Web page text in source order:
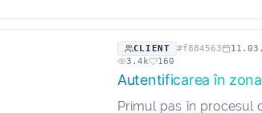
cu ușurință produsele
presupune că s-a
logarea în zona…
CLIENT #f884563
3.4k
160
Autentificarea în
Primul pas în procesul